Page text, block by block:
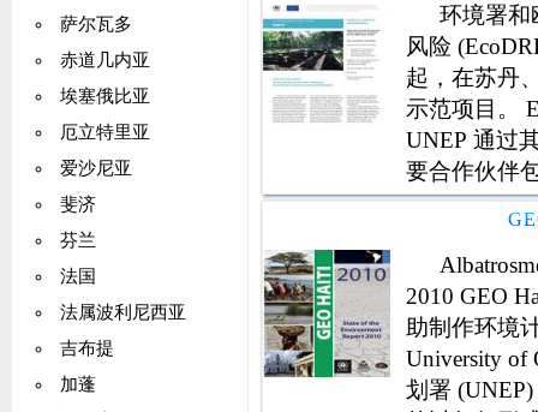
萨尔瓦多
赤道几内亚
埃塞俄比亚
厄立特里亚
爱沙尼亚
斐济
芬兰
法国
法属波利尼西亚
吉布提
加蓬
环境署和
风险
起，在苏丹
示范项目。
UNEP 通过
要合作伙伴
特港市 改善
萨鲁特港
2010 GEO
助制作环境
University of
划署